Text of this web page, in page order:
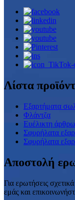
Λίστα
Εξαρτήματα
Φλάντζα
Ευέλικτη
Σφυρήλατα
Σφυρήλατα
Αποστολή
Για ερωτήσεις
εμάς και